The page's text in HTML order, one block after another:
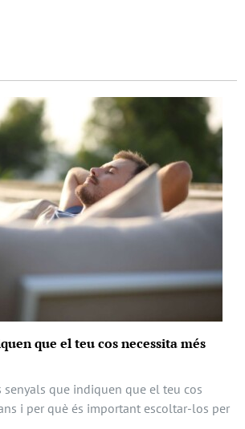
que el teu cos necessita més
senyals que indiquen que el teu cos
i per què és important escoltar-los per